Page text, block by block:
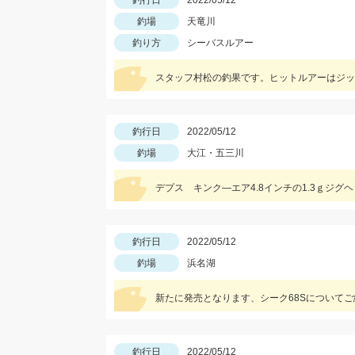
釣場
天竜川
釣り方
シーバスルアー
スタッフ村松の釣果です。ヒットルアーはジ
釣行日
2022/05/12
釣場
大江・五三川
デプス キンク―エア4.8インチの1.3ｇジグヘ
釣行日
2022/05/12
釣場
浜名湖
新たに発売となります、シーク68Sについて
釣行日 2022/05/12